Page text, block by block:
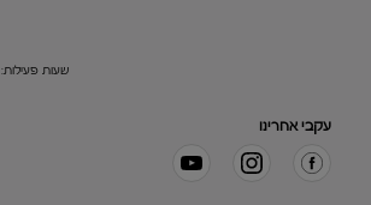
שעות פעילות: א'-ה'
עקבי אחרינו